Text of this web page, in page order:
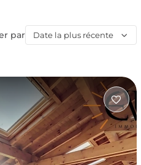
par Date la plus récente